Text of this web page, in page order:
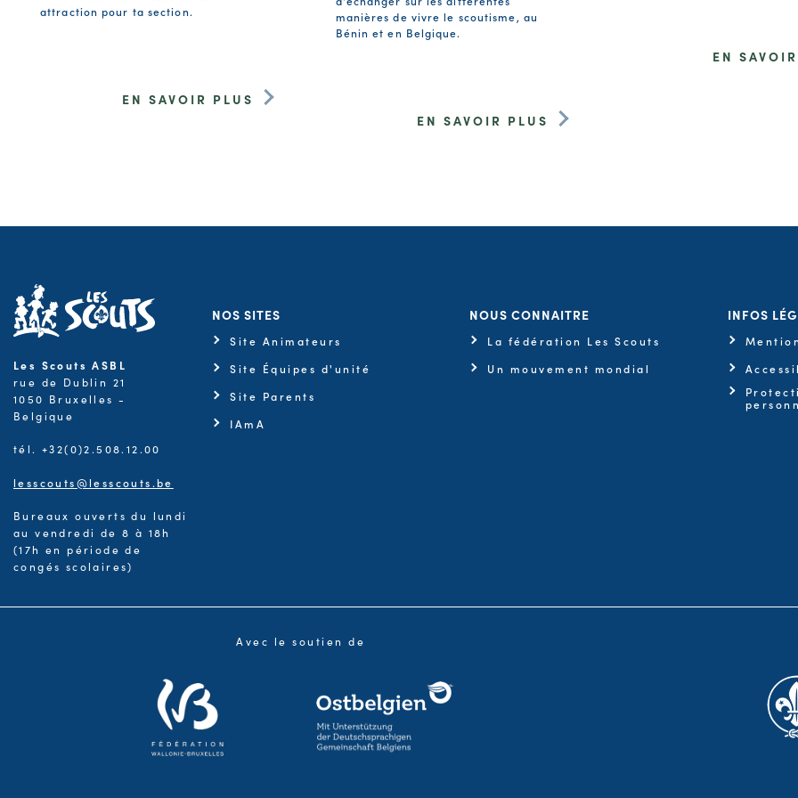
attraction pour ta section.
EN SAVOIR PLUS
manières de vivre le scoutisme, au
Bénin et en Belgique.
EN SAVOIR PLUS
EN
Les Scouts ASBL
rue de Dublin 21
1050 Bruxelles -
Belgique
tél. +32(0)2.508.12.00
lesscouts@lesscouts.be
Bureaux ouverts du lundi
au vendredi de 8 à 18h
(17h en période de
congés scolaires)
NOS SITES
Site Animateurs
Site Équipes d'unité
Site Parents
IAmA
NOUS CONNAITRE
La fédération Les Scouts
Un mouvement mondial
INFOS
Avec le soutien de